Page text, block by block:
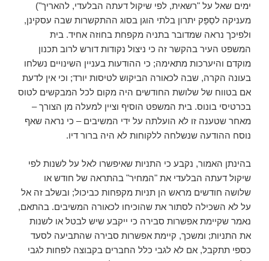
ימים שאל על "רשאית, לפי שיקול דעתה הבלעדי, להאריך")
מעניקה לסַפָּק יתרון בלתי הוגן בסוג ההתקשרות שבה עסקינן,
ולפיכך נראה שמדובר בתניה מקפחת בחוזה אחיד. בית
המשפט העיר בהקשר זה כי ניצול נקודות דורש לרוב תכנון
מוקדם והיערכות מתאימה; כי ההודעות בעניין השינויים נשלחו
בעונה הקרה, שבה לכאורה הביקוש לטיסות יורד; וכי אין לדעת
אם בטווח של שלושת החודשים היה מקום לכל המבקשים לטוס
בכרטיסי בונוס. בית המשפט הוסיף וציין למעלה מן הצורך –
מאחר שטענה זו לא הועלתה על ידי המשיבים – כי נראה שאף
נוסח ההודעה שנשלחה ללקוחות לא היה ברור דיו.
בהינתן האמור, נקבע כי התניות שאיפשרו לאל על לשנות לפי
שיקול דעתה הבלעדי את "המחיר" בהתראה של חודש או
שלושה חודשים מראש הן תניות מקפחות כביכול; ובשלב זה אל
על לא השכילה לסתור את שהוכיחו לכאורה המשיבים. בהתאם,
נאמר שקיימת אפשרות סבירה כי ייקבע שיש לבטל או לשנות
את התניות; ומשכך, קיימת אפשרות סבירה שהתביעה לסעד
כספי תתקבל, אם לא לגבי כלל החברים בקבוצה לפחות לגבי